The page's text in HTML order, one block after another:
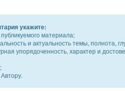
укажите:
материала;
и актуальность темы, полнота,
упорядоченность, характер и